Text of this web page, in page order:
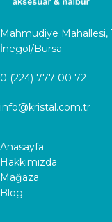
Mahmudiye Mahallesi,
İnegöl/Bursa
0 (224) 777 00 72
info@kristal.com.tr
Anasayfa
Hakkımızda
Mağaza
Blog